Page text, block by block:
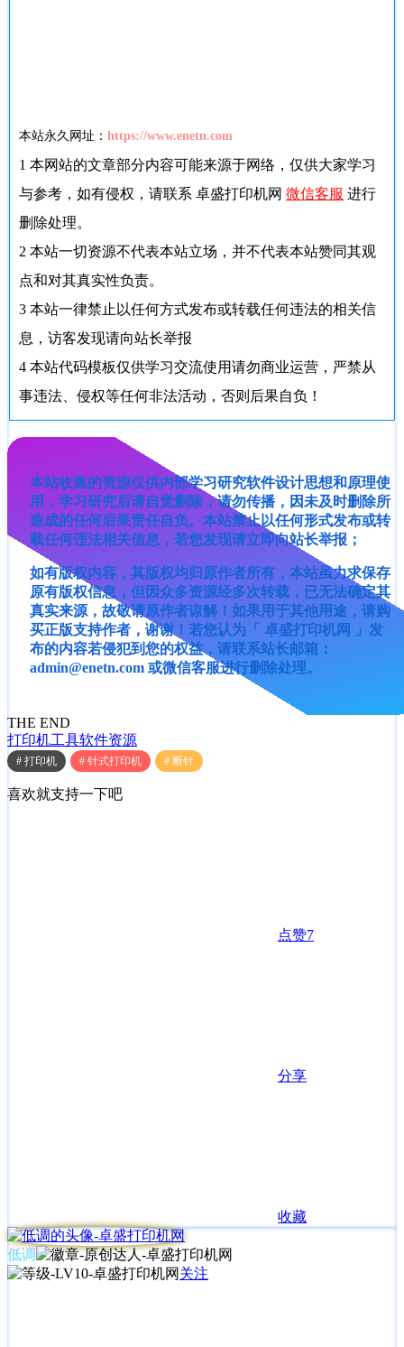
本站永久网址： https://www.enetn.com
1 本网站的文章部分内容可能来源于网络，仅供大家学习
与参考，如有侵权，请联系 卓盛打印机网 微信客服 进行
删除处理。
2 本站一切资源不代表本站立场，并不代表本站赞同其观
点和对其真实性负责。
3 本站一律禁止以任何方式发布或转载任何违法的相关信
息，访客发现请向站长举报
4 本站代码模板仅供学习交流使用请勿商业运营，严禁从
事违法、侵权等任何非法活动，否则后果自负！
本站收集的资源仅供内部学习研究软件设计思想和原理使
用，学习研究后请自觉删除，请勿传播，因未及时删除所
造成的任何后果责任自负。本站禁止以任何形式发布或转
载任何违法相关信息，若您发现请立即向站长举报；
如有版权内容，其版权均归原作者所有，本站虽力求保存
原有版权信息，但因众多资源经多次转载，已无法确定其
真实来源，故敬请原作者谅解！如果用于其他用途，请购
买正版支持作者，谢谢！若您认为「 卓盛打印机网 」发
布的内容若侵犯到您的权益，请联系站长邮箱：
admin@enetn.com 或微信客服进行删除处理。
THE END
打印机工具软件资源
# 打印机 # 针式打印机 # 断针
喜欢就支持一下吧
点赞7
分享
收藏
低调
关注